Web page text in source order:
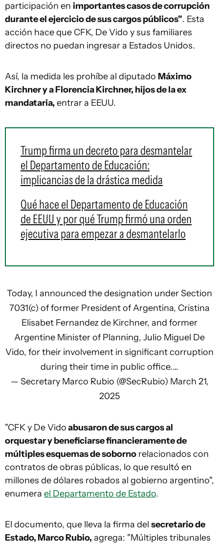
participación en importantes casos de corrupción
durante el ejercicio de sus cargos públicos". Esta
acción hace que CFK, De Vido y sus familiares
directos no puedan ingresar a Estados Unidos.
Así, la medida les prohíbe al diputado Máximo
Kirchner y a Florencia Kirchner, hijos de la ex
mandataria, entrar a EEUU.
Trump firma un decreto para desmantelar
el Departamento de Educación:
implicancias de la drástica medida
Qué hace el Departamento de Educación
de EEUU y por qué Trump firmó una orden
ejecutiva para empezar a desmantelarlo
Today, I announced the designation under Section
7031(c) of former President of Argentina, Cristina
Elisabet Fernandez de Kirchner, and former
Argentine Minister of Planning, Julio Miguel De
Vido, for their involvement in significant corruption
during their time in public office.…
— Secretary Marco Rubio (@SecRubio) March 21,
2025
"CFK y De Vidoabusaron de sus cargos al
orquestar y beneficiarse financieramente de
múltiples esquemas de soborno relacionados con
contratos de obras públicas, lo que resultó en
millones de dólares robados al gobierno argentino",
enumera el Departamento de Estado.
El documento, que lleva la firma del secretario de
Estado, Marco Rubio, agrega: "Múltiples tribunales